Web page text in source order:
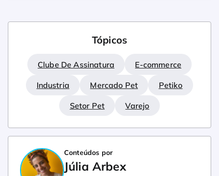
Tópicos
Clube De Assinatura E-commerce
Industria Mercado Pet Petiko
Setor Pet Varejo
Conteúdos por
Júlia Arbex